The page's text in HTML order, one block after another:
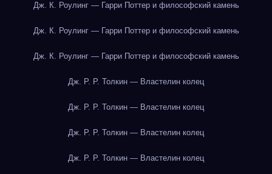
Дж. К. Роулинг — Гарри Поттер и философский камень
Дж. К. Роулинг — Гарри Поттер и философский камень
Дж. К. Роулинг — Гарри Поттер и философский камень
Дж. Р. Р. Толкин — Властелин колец
Дж. Р. Р. Толкин — Властелин колец
Дж. Р. Р. Толкин — Властелин колец
Дж. Р. Р. Толкин — Властелин колец